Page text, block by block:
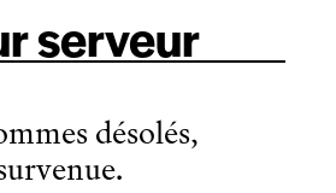
serveur
désolés,